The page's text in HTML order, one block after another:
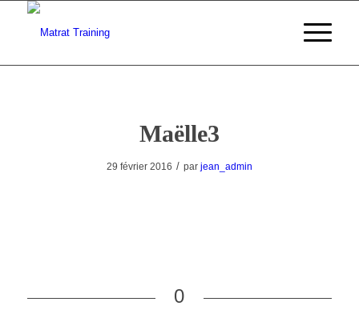
Maëlle3
29 février 2016 / par jean_admin
0